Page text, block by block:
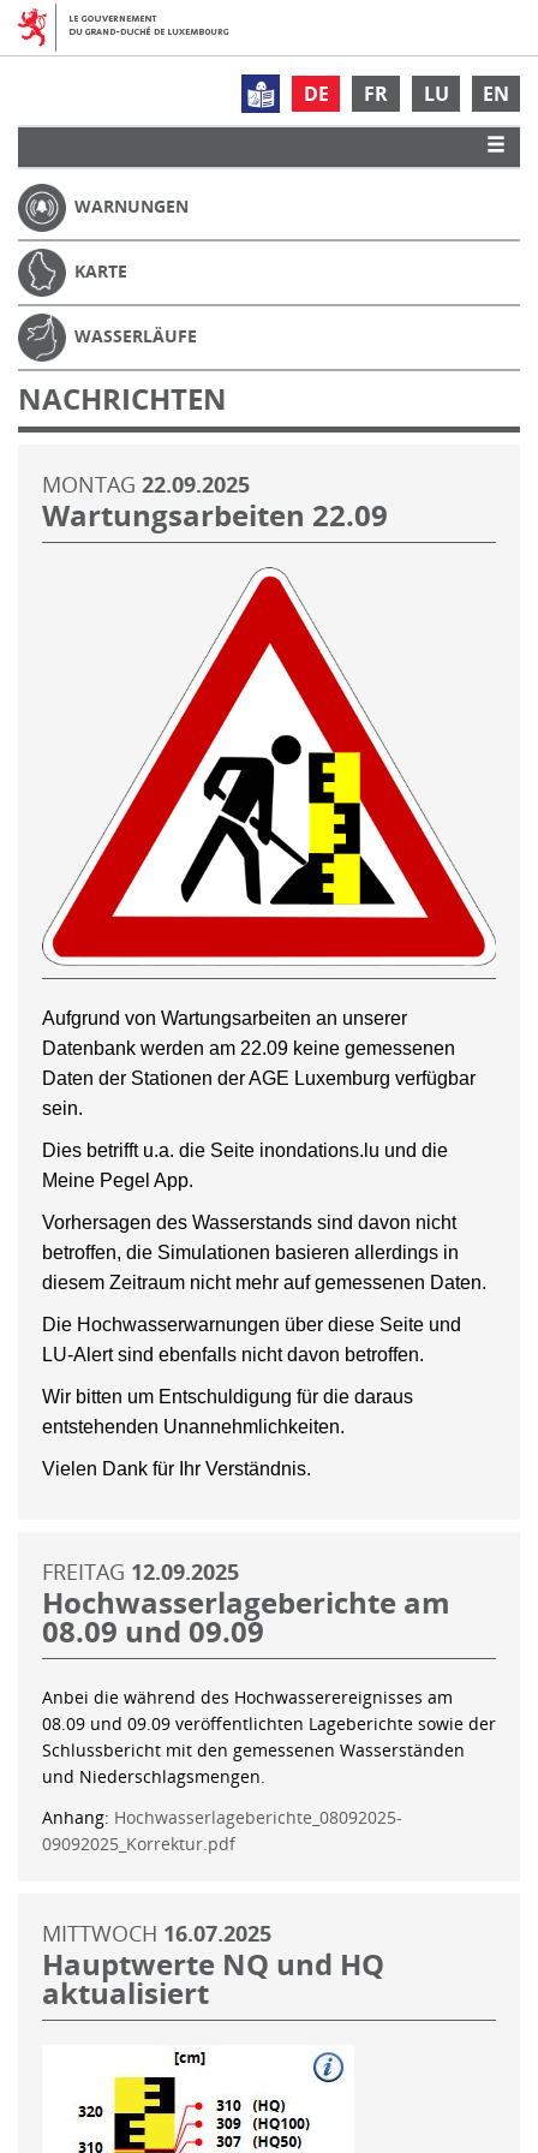
DE FR LU EN
WARNUNGEN
KARTE
WASSERLÄUFE
NACHRICHTEN
MONTAG 22.09.2025
Wartungsarbeiten 22.09
Aufgrund von Wartungsarbeiten an unserer
Datenbank werden am 22.09 keine gemessenen
Daten der Stationen der AGE Luxemburg verfügbar
sein.
Dies betrifft u.a. die Seite inondations.lu und die
Meine Pegel App.
Vorhersagen des Wasserstands sind davon nicht
betroffen, die Simulationen basieren allerdings in
diesem Zeitraum nicht mehr auf gemessenen Daten.
Die Hochwasserwarnungen über diese Seite und
LU-Alert sind ebenfalls nicht davon betroffen.
Wir bitten um Entschuldigung für die daraus
entstehenden Unannehmlichkeiten.
Vielen Dank für Ihr Verständnis.
FREITAG 12.09.2025
Hochwasserlageberichte am
08.09 und 09.09
Anbei die während des Hochwasserereignisses am
08.09 und 09.09 veröffentlichten Lageberichte sowie der
Schlussbericht mit den gemessenen Wasserständen
und Niederschlagsmengen.
Anhang: Hochwasserlageberichte_08092025-
09092025_Korrektur.pdf
MITTWOCH 16.07.2025
Hauptwerte NQ und HQ
aktualisiert